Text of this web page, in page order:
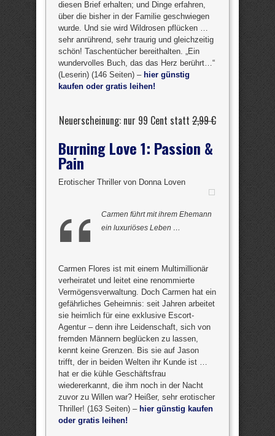
diesen Brief erhalten; und Dinge erfahren,
über die bisher in der Familie geschwiegen
wurde. Und sie wird Wildrosen pflücken …
sehr anrührend, sehr traurig und gleichzeitig
schön! Taschentücher bereithalten. „Ein
wundervolles Buch, das das Herz berührt…“
(Leserin) (146 Seiten) – hier günstig
kaufen oder gratis leihen!
Neuerscheinung: nur 99 Cent statt 2,99 €
Burning Love 1: Passion &
Pain
Erotischer Thriller von Donna Loven
Carmen führt mit ihrem Ehemann
ein luxuriöses Leben …
Carmen Flores ist mit einem Multimillionär
verheiratet und leitet eine renommierte
Vermögensverwaltung. Doch Carmen hat ein
gefährliches Geheimnis: seit Jahren arbeitet
sie heimlich für eine exklusive Escort-
Agentur – denn ihre Leidenschaft, sich von
fremden Männern beglücken zu lassen,
kennt keine Grenzen. Bis sie auf Jason
trifft, der in beiden Welten ihr Kunde ist …
hat er die kühle Geschäftsfrau
wiedererkannt, die ihm noch in der Nacht
zuvor zu Willen war? Heißer, sehr erotischer
Thriller! (163 Seiten) – hier günstig kaufen
oder gratis leihen!